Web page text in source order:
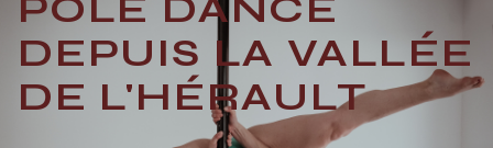
DEPUIS LA VALLÉE
DE L'HÉRAULT